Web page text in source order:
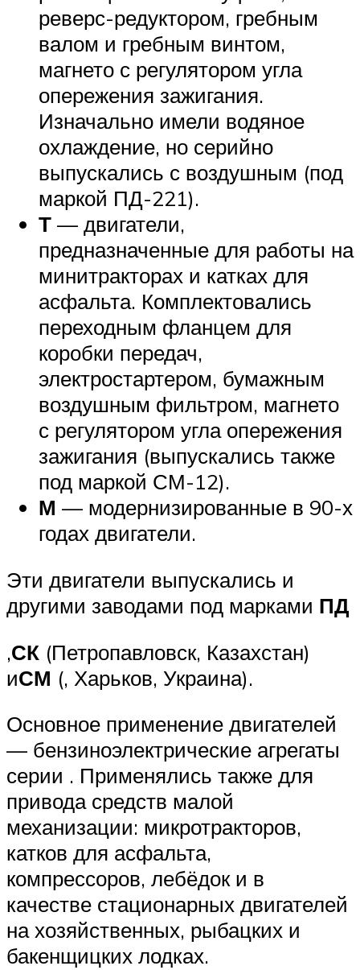
реверс-редуктором, гребным
валом и гребным винтом,
магнето с регулятором угла
опережения зажигания.
Изначально имели водяное
охлаждение, но серийно
выпускались с воздушным (под
маркой ПД-221).
Т — двигатели,
предназначенные для работы на
минитракторах и катках для
асфальта. Комплектовались
переходным фланцем для
коробки передач,
электростартером, бумажным
воздушным фильтром, магнето
с регулятором угла опережения
зажигания (выпускались также
под маркой СМ-12).
М — модернизированные в 90-х
годах двигатели.
Эти двигатели выпускались и
другими заводами под марками ПД
,СК (Петропавловск, Казахстан)
иСМ (, Харьков, Украина).
Основное применение двигателей
— бензиноэлектрические агрегаты
серии . Применялись также для
привода средств малой
механизации: микротракторов,
катков для асфальта,
компрессоров, лебёдок и в
качестве стационарных двигателей
на хозяйственных, рыбацких и
бакенщицких лодках.